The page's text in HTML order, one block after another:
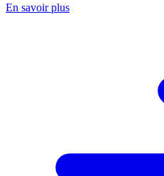
En savoir plus